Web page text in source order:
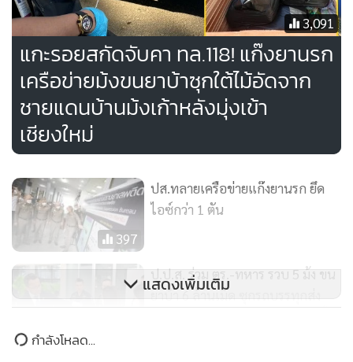
เจ้าหน้าที่จึงได้นำกำลังออกติดตามสกัดกั้นเอาไว้ตามจุดต่างๆ
จนถึงด่านห้วยไร่ ต.ห้วยไร่ อ.เด่นชัย จ.แพร่ สามารถยึดรถยนต์
ของกลางในขบวนได้ทั้งหมดและจับกุมผู้ต้องหาได้ 7 คน พร้อม
ของกลางยาบ้าที่บรรทุกไปด้วย ไม่ต่ำกว่า 4,600,000 เม็ด
เจ้าหน้าที่จึงได้นำตัวผู้ต้องหาทั้ง 2 คดีไปทำการสอบปากคำเพื่อ
ขยายผลไปถึงเส้นทางการขนส่งและเครือข่ายที่เกี่ยวข้อง เบื้อง
เบาะแสที่ฝ่ายความมั่นคงได้รับแจ้งมาก่อนหน้านี้แล้ว แต่
ขบวนการค้ายาเสพติดได้ลักลอบขนผ่านป่าเขาไปพักเก็บไว้ใน
พื้นที่ ต.แม่ยาว อ.เมืองเชียงราย จากนั้นแยกขนย้ายไปตามเส้น
ทางต่างกัน โดยรายแรกขนไปทาง อ.เวียงป่าเป้า เขตติดต่อกับ
จ.เชียงใหม่ ส่วนอีกรายขนไปพักที่ ต.ดอยลาน อ.เมืองเชียงราย
ก่อนขนไปทาง จ.พะเยา-ลำปาง-แพร่ ดังกล่าว
ล่าสุดมีรายงานว่า วันนี้ (2 ก.พ. 66) นายสมศักดิ์ เทพสุทิน
3,091
แกะรอยสกัดจับคา ทล.118! แก๊งยานรก
เครือข่ายม้งขนยาบ้าซุกใต้ไม้อัดจาก
ชายแดนบ้านม้งเก้าหลังมุ่งเข้า
เชียงใหม่
397
ปส.ทลายเครือข่ายแก๊งยานรก ยึด
ไอซ์กว่า 1 ตัน
ป.ป.ส. ร่วม ตร.-ทหาร รวบ 5 ม้ง ขน
ยาบ้า 6 ล้านเม็ด ซุกรถบรรทุกส่ง
แสดงเพิ่มเติม
กำลังโหลด...